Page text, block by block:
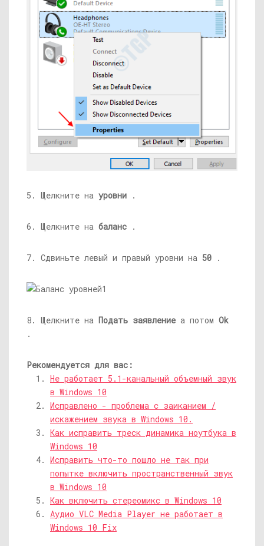
5. Щелкните на уровни .
6. Щелкните на баланс .
7. Сдвиньте левый и правый уровни на 50 .
8. Щелкните на Подать заявление а потом Ok
.
Рекомендуется для вас:
Не работает 5.1-канальный объемный звук
в Windows 10
Исправлено - проблема с заиканием /
искажением звука в Windows 10.
Как исправить треск динамика ноутбука в
Windows 10
Исправить что-то пошло не так при
попытке включить пространственный звук
в Windows 10
Как включить стереомикс в Windows 10
Аудио VLC Media Player не работает в
Windows 10 Fix